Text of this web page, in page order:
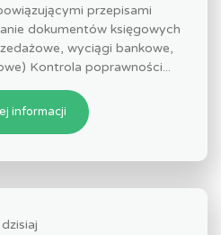
przepisami
dokumentów księgowych
wyciągi bankowe,
Kontrola poprawności...
informacji
dzisiaj